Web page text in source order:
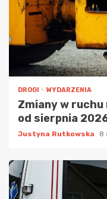
DROGI WYDARZENIA
Zmiany w ruchu
od sierpnia
Justyna Rutkowska 8